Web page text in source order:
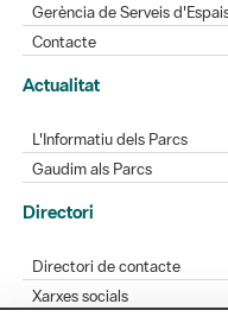
Gerència de Serveis
Contacte
Actualitat
L'Informatiu dels Parcs
Gaudim als Parcs
Directori
Directori de contacte
Xarxes socials